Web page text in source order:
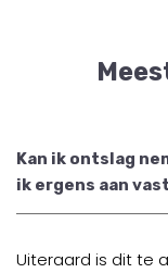
Kan ik ontslag
ik ergens aan
Uiteraard is dit te